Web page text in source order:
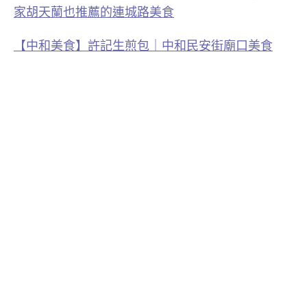
家胡天蘭也推薦的連城路美食
【中和美食】許記生煎包｜中和民安街廟口美食